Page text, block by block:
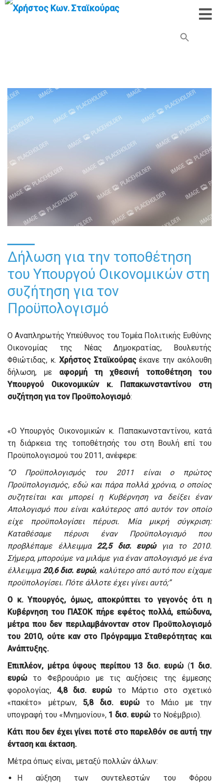
Δήλωση για την τοποθέτηση
του Υπουργού Οικονομικών στη
συζήτηση για τον
Προϋπολογισμό
Ο Αναπληρωτής Υπεύθυνος του Τομέα Πολιτικής Ευθύνης
Οικονομίας της Νέας Δημοκρατίας, Βουλευτής
Φθιώτιδας, κ. Χρήστος Σταϊκούραςέκανε την ακόλουθη
δήλωση, με αφορμή τη χθεσινή τοποθέτηση του
Υπουργού Οικονομικών κ. Παπακωνσταντίνου στη
συζήτηση για τον Προϋπολογισμό:
«Ο Υπουργός Οικονομικών κ. Παπακωνσταντίνου, κατά
τη διάρκεια της τοποθέτησής του στη Βουλή επί του
Προϋπολογισμού του 2011, ανέφερε:
“Ο Προϋπολογισμός του 2011 είναι ο πρώτος
Προϋπολογισμός, εδώ και πάρα πολλά χρόνια, ο οποίος
συζητείται και μπορεί η Κυβέρνηση να δείξει έναν
Απολογισμό που είναι καλύτερος από αυτόν τον οποίο
είχε προϋπολογίσει πέρυσι. Μία μικρή σύγκριση:
Καταθέσαμε πέρυσι έναν Προϋπολογισμό που
προβλέπαμε έλλειμμα 22,5 δισ. ευρώγια το 2010.
Σήμερα, μπορούμε να μιλάμε για έναν απολογισμό με ένα
έλλειμμα 20,6 δισ. ευρώ, καλύτερο από αυτό που είχαμε
προϋπολογίσει. Πότε άλλοτε έχει γίνει αυτό;”
Ο κ. Υπουργός, όμως, αποκρύπτει το γεγονός ότι η
Κυβέρνηση του ΠΑΣΟΚ πήρε εφέτος πολλά, επώδυνα,
μέτρα που δεν περιλαμβάνονταν στον Προϋπολογισμό
του 2010, ούτε καν στο Πρόγραμμα Σταθερότητας και
Ανάπτυξης.
Επιπλέον, μέτρα ύψους περίπου 13 δισ. ευρώ (1 δισ.
ευρώ το Φεβρουάριο με τις αυξήσεις της έμμεσης
φορολογίας, 4,8 δισ. ευρώ το Μάρτιο στο σχετικό
«πακέτο» μέτρων, 5,8 δισ. ευρώτο Μάιο με την
υπογραφή του «Μνημονίου», 1 δισ. ευρώ το Νοέμβριο).
Κάτι που δεν έχει γίνει ποτέ στο παρελθόν σε αυτή την
ένταση και έκταση.
Μέτρα όπως είναι, μεταξύ πολλών άλλων:
Η αύξηση των συντελεστών του Φόρου